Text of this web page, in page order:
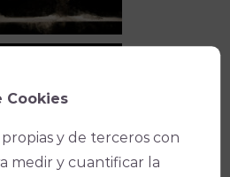
Cookies
y de terceros con
medir y cuantificar la